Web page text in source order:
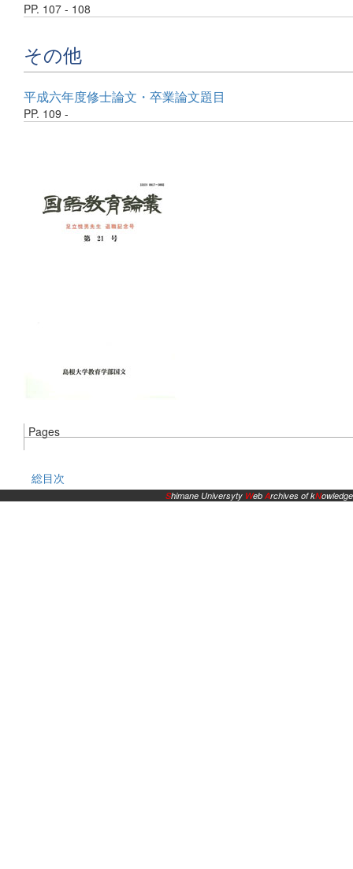
PP. 107 - 108
その他
平成六年度修士論文・卒業論文題目
PP. 109 -
Pages
総目次
Shimane Universyty WebArchives of kNowledge